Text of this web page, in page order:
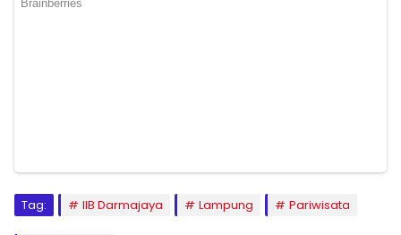
Tag: IIB Darmajaya Lampung Pariwisata